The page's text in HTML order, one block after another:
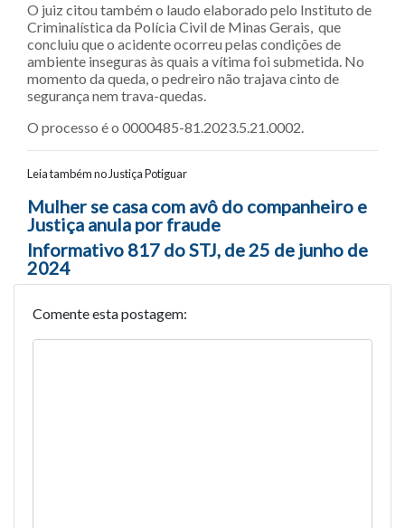
O juiz citou também o laudo elaborado pelo Instituto de
Criminalística da Polícia Civil de Minas Gerais, que
concluiu que o acidente ocorreu pelas condições de
ambiente inseguras às quais a vítima foi submetida. No
momento da queda, o pedreiro não trajava cinto de
segurança nem trava-quedas.
O processo é o 0000485-81.2023.5.21.0002.
Leia também no Justiça Potiguar
Navegação entre posts
Mulher se casa com avô do companheiro e
Justiça anula por fraude
Informativo 817 do STJ, de 25 de junho de
2024
Comente esta postagem: